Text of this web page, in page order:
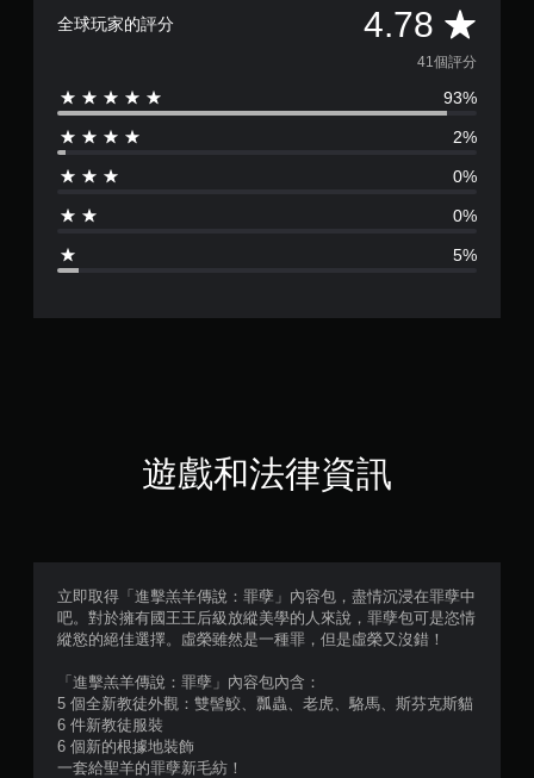
全球玩家的評分 4.78 平
均
評
分
7
分
5
41個評分
93%
2%
0%
0%
5%
遊戲和法律資訊
立即取得「進擊羔羊傳說：罪孽」內容包，盡情沉浸在罪孽中
吧。對於擁有國王王后級放縱美學的人來說，罪孽包可是恣情
縱慾的絕佳選擇。虛榮雖然是一種罪，但是虛榮又沒錯！
「進擊羔羊傳說：罪孽」內容包內含：
5 個全新教徒外觀：雙髻鮫、瓢蟲、老虎、駱馬、斯芬克斯貓
6 件新教徒服裝
6 個新的根據地裝飾
一套給聖羊的罪孽新毛紡！